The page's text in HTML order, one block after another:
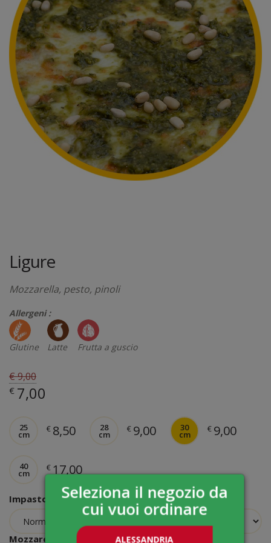
Ligure
Mozzarella, pesto, pinoli
Allergeni :
Glutine Latte Frutta a guscio
€ 9,00
€ 7,00
25
cm
€ 8,50 28
cm
€ 9,00 30
cm
€ 9,00
40
cm
€ 17,00
Impasto
Mozzarella
Seleziona il negozio da
cui vuoi ordinare
ALESSANDRIA